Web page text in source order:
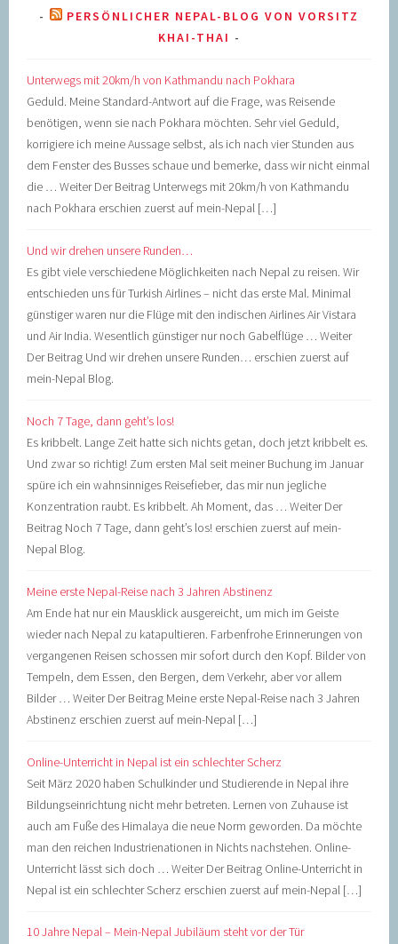
PERSÖNLICHER NEPAL-BLOG VON VORSITZ
KHAI-THAI
Unterwegs mit 20km/h von Kathmandu nach Pokhara
Geduld. Meine Standard-Antwort auf die Frage, was Reisende
benötigen, wenn sie nach Pokhara möchten. Sehr viel Geduld,
korrigiere ich meine Aussage selbst, als ich nach vier Stunden aus
dem Fenster des Busses schaue und bemerke, dass wir nicht einmal
die … Weiter Der Beitrag Unterwegs mit 20km/h von Kathmandu
nach Pokhara erschien zuerst auf mein-Nepal […]
Und wir drehen unsere Runden…
Es gibt viele verschiedene Möglichkeiten nach Nepal zu reisen. Wir
entschieden uns für Turkish Airlines – nicht das erste Mal. Minimal
günstiger waren nur die Flüge mit den indischen Airlines Air Vistara
und Air India. Wesentlich günstiger nur noch Gabelflüge … Weiter
Der Beitrag Und wir drehen unsere Runden… erschien zuerst auf
mein-Nepal Blog.
Noch 7 Tage, dann geht’s los!
Es kribbelt. Lange Zeit hatte sich nichts getan, doch jetzt kribbelt es.
Und zwar so richtig! Zum ersten Mal seit meiner Buchung im Januar
spüre ich ein wahnsinniges Reisefieber, das mir nun jegliche
Konzentration raubt. Es kribbelt. Ah Moment, das … Weiter Der
Beitrag Noch 7 Tage, dann geht’s los! erschien zuerst auf mein-
Nepal Blog.
Meine erste Nepal-Reise nach 3 Jahren Abstinenz
Am Ende hat nur ein Mausklick ausgereicht, um mich im Geiste
wieder nach Nepal zu katapultieren. Farbenfrohe Erinnerungen von
vergangenen Reisen schossen mir sofort durch den Kopf. Bilder von
Tempeln, dem Essen, den Bergen, dem Verkehr, aber vor allem
Bilder … Weiter Der Beitrag Meine erste Nepal-Reise nach 3 Jahren
Abstinenz erschien zuerst auf mein-Nepal […]
Online-Unterricht in Nepal ist ein schlechter Scherz
Seit März 2020 haben Schulkinder und Studierende in Nepal ihre
Bildungseinrichtung nicht mehr betreten. Lernen von Zuhause ist
auch am Fuße des Himalaya die neue Norm geworden. Da möchte
man den reichen Industrienationen in Nichts nachstehen. Online-
Unterricht lässt sich doch … Weiter Der Beitrag Online-Unterricht in
Nepal ist ein schlechter Scherz erschien zuerst auf mein-Nepal […]
10 Jahre Nepal – Mein-Nepal Jubiläum steht vor der Tür